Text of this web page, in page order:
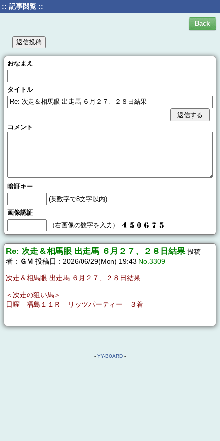
:: 記事閲覧 ::
おなまえ
タイトル
コメント
暗証キー
(英数字で8文字以内)
画像認証
（右画像の数字を入力）
Re: 次走＆相馬眼 出走馬 ６月２７、２８日結果 投稿
者： ＧＭ 投稿日：2026/06/29(Mon) 19:43 No.3309
次走＆相馬眼 出走馬 ６月２７、２８日結果
＜次走の狙い馬＞
日曜 福島１１Ｒ リッツパーティー ３着
- YY-BOARD -